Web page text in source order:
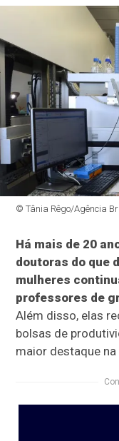
© Tânia Rêgo/Agência
Há mais de 20
doutoras do que
mulheres
professores de
Além disso, elas
bolsas de
maior destaque